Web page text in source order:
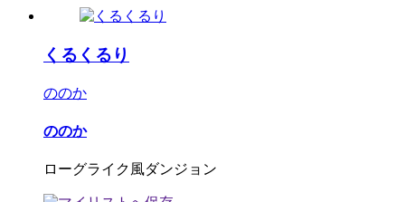
くるくるり
ののか
ののか
ローグライク風ダンジョン